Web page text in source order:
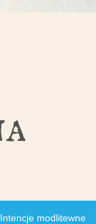
Intencje modlitewne